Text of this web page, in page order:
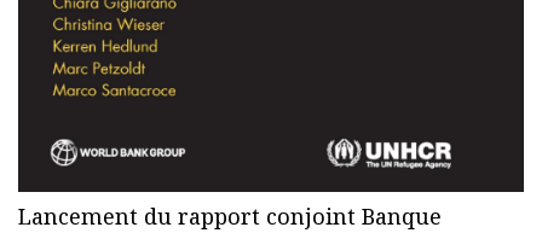
Lancement du rapport conjoint Banque